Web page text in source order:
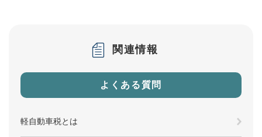
関連情報
よくある質問
軽自動車税とは